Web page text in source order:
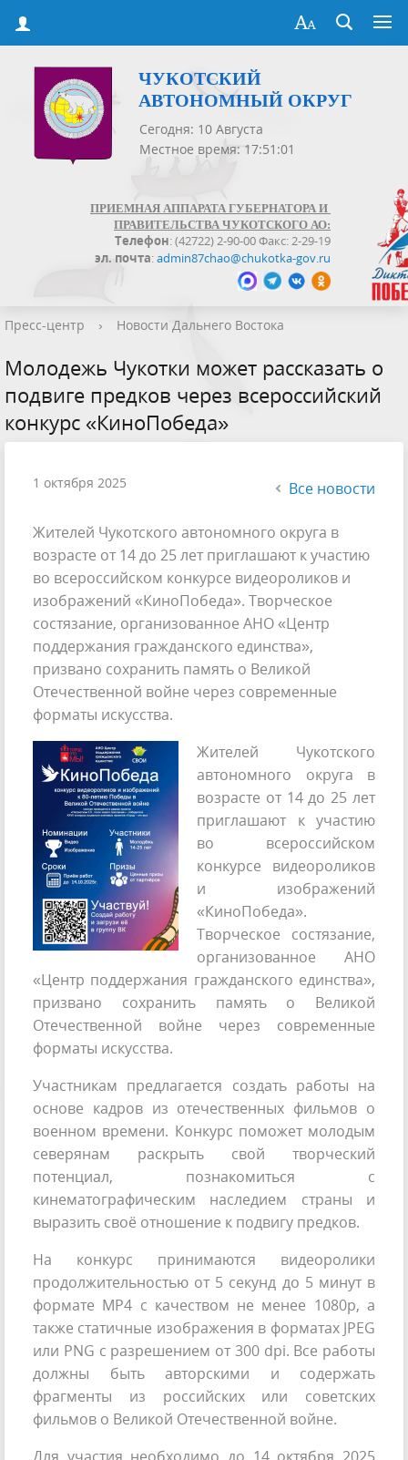
ЧУКОТСКИЙ
АВТОНОМНЫЙ ОКРУГ
Сегодня: 10 Августа
Местное время: 17:51:01
ПРИЕМНАЯ АППАРАТА ГУБЕРНАТОРА И
ПРАВИТЕЛЬСТВА ЧУКОТСКОГО АО:
Телефон: (42722) 2-90-00 Факс: 2-29-19
эл. почта:admin87chao@chukotka-gov.ru
Пресс-центр › Новости Дальнего Востока
Молодежь Чукотки может рассказать о
подвиге предков через всероссийский
конкурс «КиноПобеда»
1 октября 2025 Все новости
Жителей Чукотского автономного округа в
возрасте от 14 до 25 лет приглашают к участию
во всероссийском конкурсе видеороликов и
изображений «КиноПобеда». Творческое
состязание, организованное АНО «Центр
поддержания гражданского единства»,
призвано сохранить память о Великой
Отечественной войне через современные
форматы искусства.
Жителей Чукотского
автономного округа в
возрасте от 14 до 25 лет
приглашают к участию
во всероссийском
конкурсе видеороликов
и изображений
«КиноПобеда».
Творческое состязание,
организованное АНО
«Центр поддержания гражданского единства»,
призвано сохранить память о Великой
Отечественной войне через современные
форматы искусства.
Участникам предлагается создать работы на
основе кадров из отечественных фильмов о
военном времени. Конкурс поможет молодым
северянам раскрыть свой творческий
потенциал, познакомиться с
кинематографическим наследием страны и
выразить своё отношение к подвигу предков.
На конкурс принимаются видеоролики
продолжительностью от 5 секунд до 5 минут в
формате MP4 с качеством не менее 1080p, а
также статичные изображения в форматах JPEG
или PNG с разрешением от 300 dpi. Все работы
должны быть авторскими и содержать
фрагменты из российских или советских
фильмов о Великой Отечественной войне.